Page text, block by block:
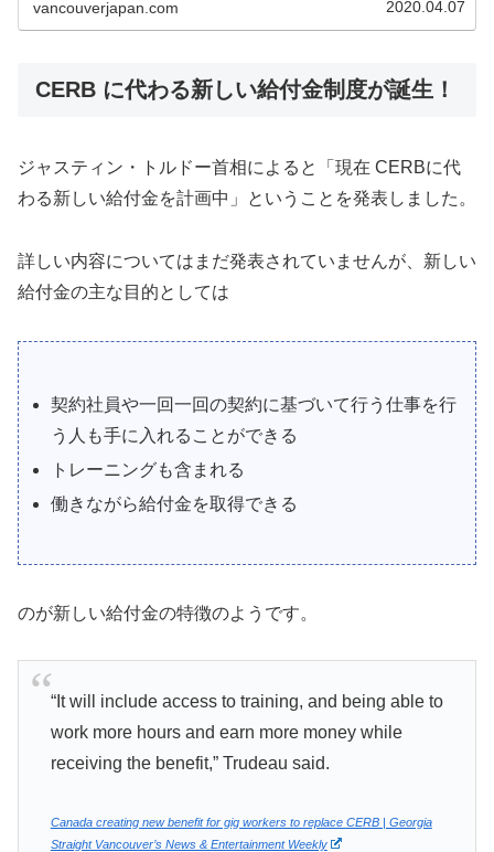
vancouverjapan.com 2020.04.07
CERB に代わる新しい給付金制度が誕生！
ジャスティン・トルドー首相によると「現在 CERBに代
わる新しい給付金を計画中」ということを発表しました。
詳しい内容についてはまだ発表されていませんが、新しい
給付金の主な目的としては
契約社員や一回一回の契約に基づいて行う仕事を行
う人も手に入れることができる
トレーニングも含まれる
働きながら給付金を取得できる
のが新しい給付金の特徴のようです。
“It will include access to training, and being able to
work more hours and earn more money while
receiving the benefit,” Trudeau said.
Canada creating new benefit for gig workers to replace CERB | Georgia
Straight Vancouver’s News & Entertainment Weekly